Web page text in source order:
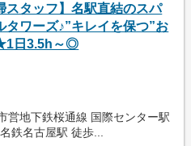
スタッフ】名駅直結のスパ
タワーズ♪”キレイを保つ”お
日3.5h～◎
営地下鉄桜通線 国際センター駅
鉄名古屋駅 徒歩...